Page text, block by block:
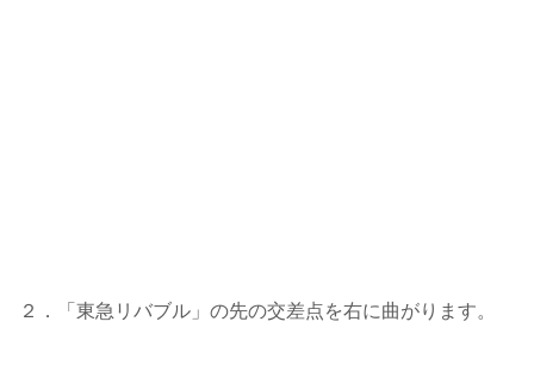
２．「東急リバブル」の先の交差点を右に曲がります。